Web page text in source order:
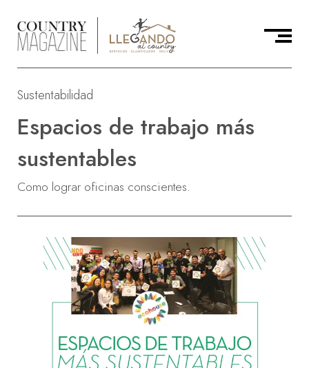
Sustentabilidad
Espacios de trabajo más
sustentables
Como lograr oficinas conscientes.